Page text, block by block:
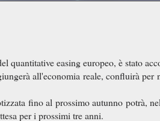
quantitative easing europeo, è stato
all'economia reale, confluirà per
fino al prossimo autunno potrà,
per i prossimi tre anni.